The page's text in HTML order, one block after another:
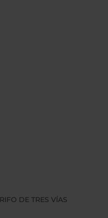
DE TRES VÍAS